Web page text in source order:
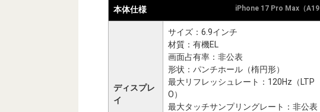
本体仕様 iPhone 17 Pro Max（
ディスプレ
イ
サイズ：6.9インチ
材質：有機EL
画面占有率：非公表
形状：パンチホール（楕円形）
最大リフレッシュレート：120Hz（LTP
O）
最大タッチサンプリングレート：非公表